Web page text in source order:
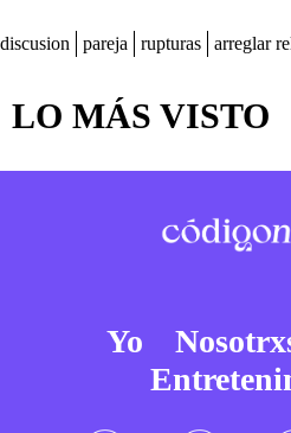
discusion pareja rupturas arreglar
LO MÁS VISTO
Yo